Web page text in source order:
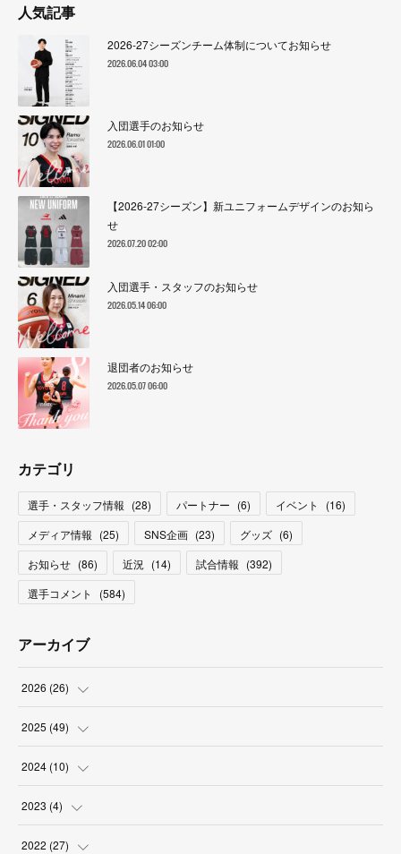
人気記事
2026-27シーズンチーム体制についてお知らせ
2026.06.04 03:00
入団選手のお知らせ
2026.06.01 01:00
【2026-27シーズン】新ユニフォームデザインのお知ら
せ
2026.07.20 02:00
入団選手・スタッフのお知らせ
2026.05.14 06:00
退団者のお知らせ
2026.05.07 06:00
カテゴリ
選手・スタッフ情報 (28) パートナー (6) イベント (16)
メディア情報 (25) SNS企画 (23) グッズ (6)
お知らせ (86) 近況 (14) 試合情報 (392)
選手コメント
(584)
アーカイブ
2026 (26)
(2
(2
(
(3
2025 (49)
(6
( 10
(8
2024 (10)
( )
(2
2023 (4)
(1
2022 (27)